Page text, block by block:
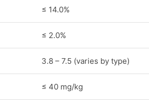
≤ 14.0%
≤ 2.0%
3.8 – 7.5 (varies by type)
≤ 40 mg/kg